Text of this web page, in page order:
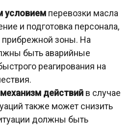
условием перевозки масла
и подготовка персонала,
прибрежной зоны. На
быть аварийные
реагирования на
действий в случае
также может снизить
должны быть